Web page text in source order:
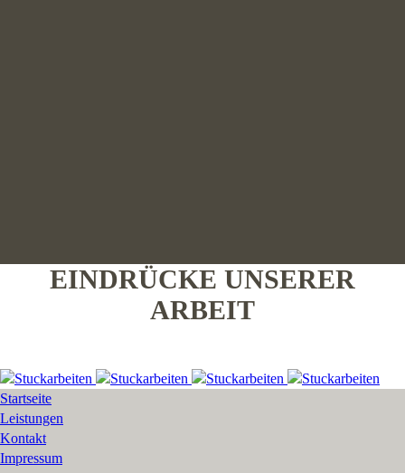
EINDRÜCKE UNSERER
ARBEIT
Startseite
Leistungen
Kontakt
Impressum